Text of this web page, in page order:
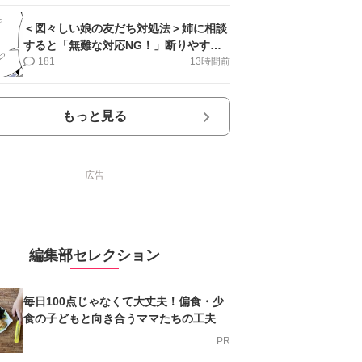
＜図々しい娘の友だち対処法＞姉に相談
すると「無難な対応NG！」断りやすい
文句は…【第2話まんが】
13時間前
181
もっと見る
広告
編集部セレクション
毎日100点じゃなくて大丈夫！偏食・少
食の子どもと向き合うママたちの工夫
PR